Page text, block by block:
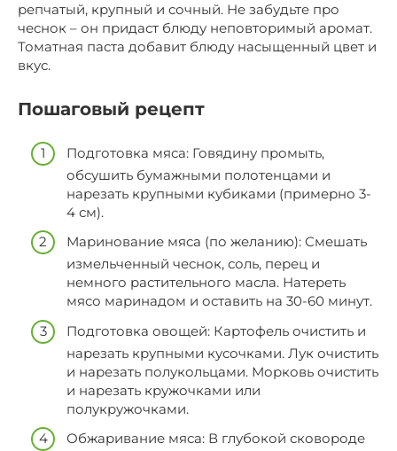
репчатый, крупный и сочный. Не забудьте про
чеснок – он придаст блюду неповторимый аромат.
Томатная паста добавит блюду насыщенный цвет и
вкус.
Пошаговый рецепт
Подготовка мяса: Говядину промыть,
обсушить бумажными полотенцами и
нарезать крупными кубиками (примерно 3-
4 см).
Маринование мяса (по желанию): Смешать
измельченный чеснок, соль, перец и
немного растительного масла. Натереть
мясо маринадом и оставить на 30-60 минут.
Подготовка овощей: Картофель очистить и
нарезать крупными кусочками. Лук очистить
и нарезать полукольцами. Морковь очистить
и нарезать кружочками или
полукружочками.
Обжаривание мяса: В глубокой сковороде